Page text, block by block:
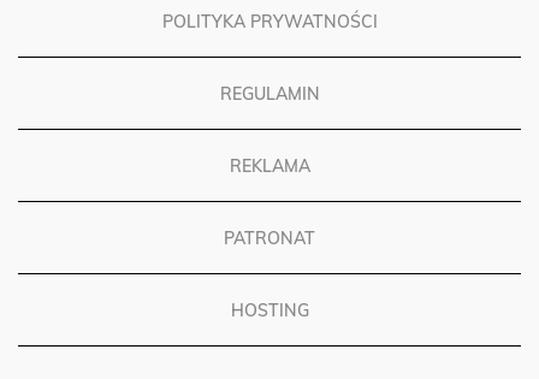
POLITYKA PRYWATNOŚCI
REGULAMIN
REKLAMA
PATRONAT
HOSTING